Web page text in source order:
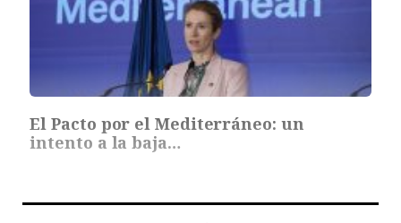
El Pacto por el Mediterráneo: un
intento a la baja…